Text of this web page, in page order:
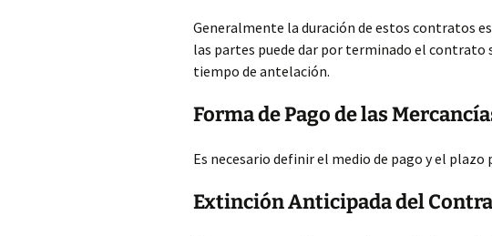
Generalmente la duración de estos contratos
las partes puede dar por terminado el contrato
tiempo de antelación.
Forma de Pago de las
Es necesario definir el medio de pago y el plazo
Extinción Anticipada del